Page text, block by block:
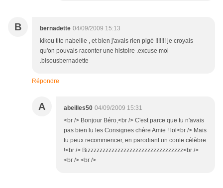
B bernadette 04/09/2009 15:13
kikou tite nabeille , et bien j'avais rien pigé !!!!!!! je croyais
qu'on pouvais raconter une histoire .excuse moi
.bisousbernadette
Répondre
A abeilles50 04/09/2009 15:31
<br /> Bonjour Béro,<br /> C'est parce que tu n'avais
pas bien lu les Consignes chère Amie ! lol<br /> Mais
tu peux recommencer, en parodiant un conte célèbre
!<br /> Bizzzzzzzzzzzzzzzzzzzzzzzzzzzzzzzz<br />
<br /> <br />